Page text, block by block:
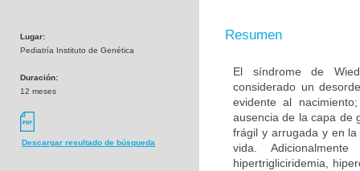
Lugar:
Pediatría Instituto de Genética
Duración:
12 meses
Descargar resultado de búsqueda
Resumen
El síndrome de
considerado un
evidente al
ausencia de la capa de
frágil y arrugada y en
vida.
hipertrigliciridemia,